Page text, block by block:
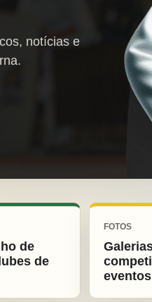
notícias e
de
de
FOTOS
eventos